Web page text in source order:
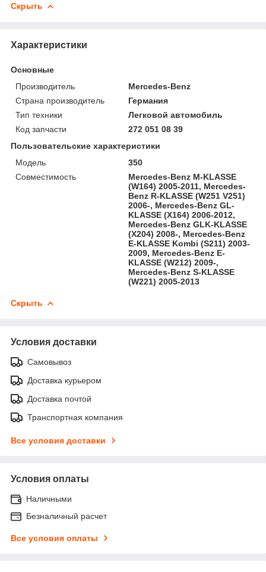
Скрыть
Характеристики
Основные
Производитель
Mercedes-Benz
Страна производитель
Германия
Тип техники
Легковой автомобиль
Код запчасти
272 051 08 39
Пользовательские характеристики
Модель
350
Совместимость
Mercedes-Benz M-KLASSE
(W164) 2005-2011, Mercedes-
Benz R-KLASSE (W251 V251)
2006-, Mercedes-Benz GL-
KLASSE (X164) 2006-2012,
Mercedes-Benz GLK-KLASSE
(X204) 2008-, Mercedes-Benz
E-KLASSE Kombi (S211) 2003-
2009, Mercedes-Benz E-
KLASSE (W212) 2009-,
Mercedes-Benz S-KLASSE
(W221) 2005-2013
Скрыть
Условия доставки
Самовывоз
Доставка курьером
Доставка почтой
Транспортная компания
Все условия доставки
Условия оплаты
Наличными
Безналичный расчет
Все условия оплаты